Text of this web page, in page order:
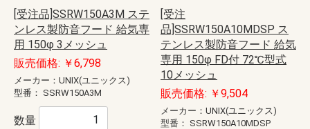
[受注品]SSRW150A3M ステ
ンレス製防音フード 給気専
用 150φ 3メッシュ
販売価格: ￥6,798
メーカー：UNIX(ユニックス)
型番： SSRW150A3M
数量
[受注
品]SSRW150A10MDSP ス
テンレス製防音フード 給気
専用 150φ FD付 72℃型式
10メッシュ
販売価格: ￥9,504
メーカー：UNIX(ユニックス)
型番： SSRW150A10MDSP